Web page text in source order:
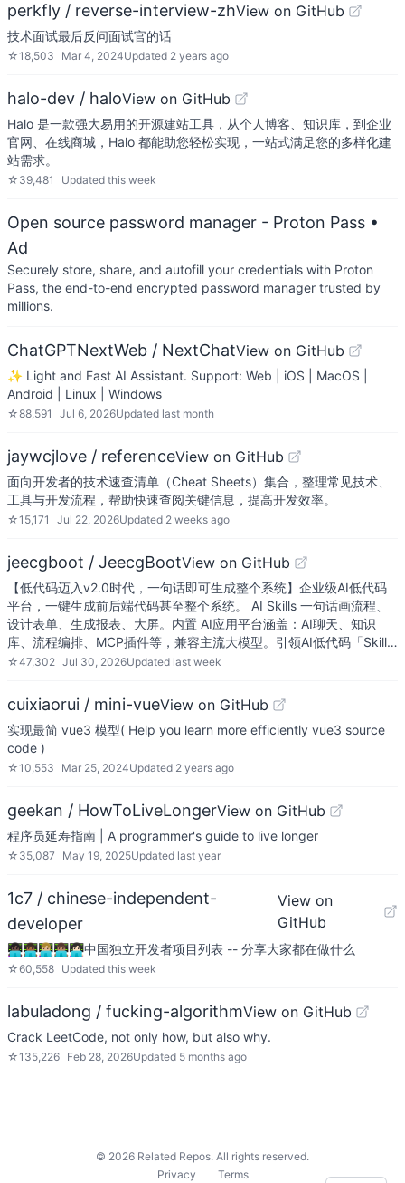
perkfly / reverse-interview-zhView on GitHub
技术面试最后反问面试官的话
☆18,503 Mar 4, 2024Updated 2 years ago
halo-dev / haloView on GitHub
Halo 是一款强大易用的开源建站工具，从个人博客、知识库，到企业
官网、在线商城，Halo 都能助您轻松实现，一站式满足您的多样化建
站需求。
☆ 39,481 Updated this week
Open source password manager - Proton Pass •
Ad
Securely store, share, and autofill your credentials with Proton
Pass, the end-to-end encrypted password manager trusted by
millions.
ChatGPTNextWeb / NextChatView on GitHub
✨ Light and Fast AI Assistant. Support: Web | iOS | MacOS |
Android | Linux | Windows
☆88,591 Jul 6, 2026Updated last month
jaywcjlove / referenceView on GitHub
面向开发者的技术速查清单（Cheat Sheets）集合，整理常见技术、
工具与开发流程，帮助快速查阅关键信息，提高开发效率。
☆15,171 Jul 22, 2026Updated 2 weeks ago
jeecgboot / JeecgBootView on GitHub
【低代码迈入v2.0时代，一句话即可生成整个系统】企业级AI低代码
平台，一键生成前后端代码甚至整个系统。 AI Skills 一句话画流程、
设计表单、生成报表、大屏。内置 AI应用平台涵盖：AI聊天、知识
库、流程编排、MCP插件等，兼容主流大模型。引领AI低代码「Skill…
☆47,302 Jul 30, 2026Updated last week
cuixiaorui / mini-vueView on GitHub
实现最简 vue3 模型( Help you learn more efficiently vue3 source
code )
☆10,553 Mar 25, 2024Updated 2 years ago
geekan / HowToLiveLongerView on GitHub
程序员延寿指南 | A programmer's guide to live longer
☆ 35,087 May 19, 2025Updated last year
1c7 / chinese-independent-
developer
View on
GitHub
👩🏿‍💻👨🏾‍💻👩🏼‍💻👨🏽‍💻👩🏻‍💻中国独立开发者项目列表 -- 分享大家都在做什么
☆60,558 Updated this week
labuladong / fucking-algorithmView on GitHub
Crack LeetCode, not only how, but also why.
☆135,226 Feb 28, 2026Updated 5 months ago
© 2026 Related Repos. All rights reserved.
Privacy
Terms